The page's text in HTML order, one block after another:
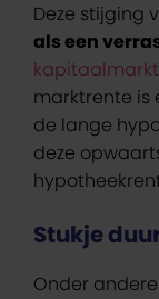
Deze stijging
als een
marktrente is
de lange
deze
Stukje
Onder